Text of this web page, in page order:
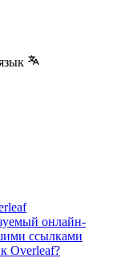
онлайн-
ссылками
Overleaf?